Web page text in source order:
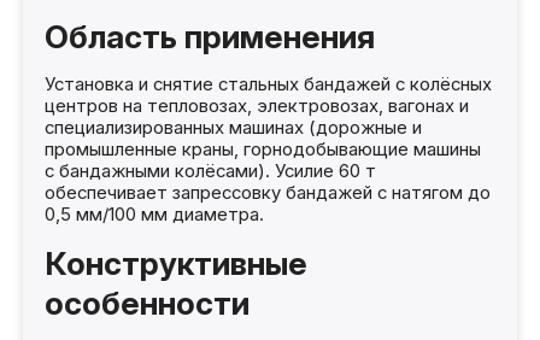
Область применения
Установка и снятие стальных бандажей с колёсных
центров на тепловозах, электровозах, вагонах и
специализированных машинах (дорожные и
промышленные краны, горнодобывающие машины
с бандажными колёсами). Усилие 60 т
обеспечивает запрессовку бандажей с натягом до
0,5 мм/100 мм диаметра.
Конструктивные
особенности